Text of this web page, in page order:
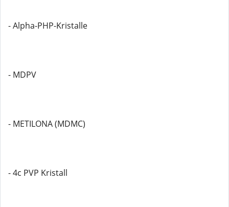
- Alpha-PHP-Kristalle
- MDPV
- METILONA (MDMC)
- 4c PVP Kristall